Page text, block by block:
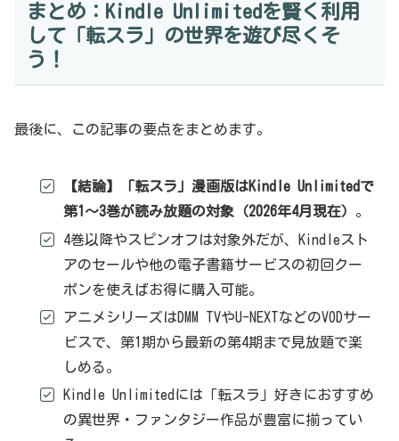
まとめ：Kindle Unlimitedを賢く利用
して「転スラ」の世界を遊び尽くそ
う！
最後に、この記事の要点をまとめます。
【結論】「転スラ」漫画版はKindle Unlimitedで
第1～3巻が読み放題の対象（2026年4月現在） 。
4巻以降やスピンオフは対象外だが、Kindleスト
アのセールや他の電子書籍サービスの初回クー
ポンを使えばお得に購入可能。
アニメシリーズはDMM TVやU-NEXTなどのVODサー
ビスで、第1期から最新の第4期まで見放題で楽
しめる。
Kindle Unlimitedには「転スラ」好きにおすすめ
の異世界・ファンタジー作品が豊富に揃ってい